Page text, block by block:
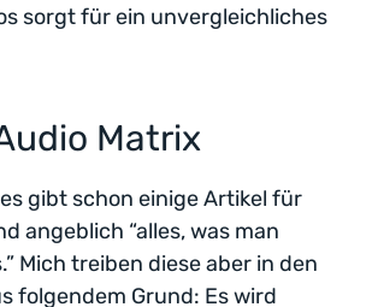
sorgt für ein unvergleichliches
Matrix
gibt schon einige Artikel für
angeblich “alles, was man
Mich treiben diese aber in den
folgendem Grund: Es wird